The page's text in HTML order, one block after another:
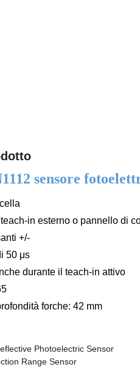
sensore
in esterno o pannello di
+/-
50 μs
durante il teach-in attivo
forche: 42 mm